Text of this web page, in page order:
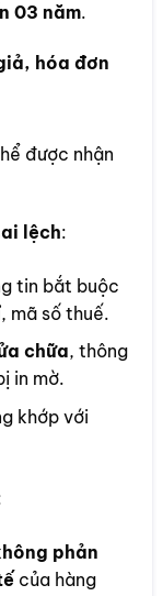
03 năm.
hóa đơn
được nhận
lệch:
tin bắt buộc
mã số thuế.
chữa, thông
in mờ.
khớp với
phản
của hàng